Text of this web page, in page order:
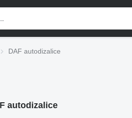
DAF autodizalice
autodizalice